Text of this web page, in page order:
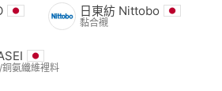
日東紡 Nittobo
黏合襯
氨纖維裡料